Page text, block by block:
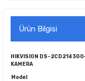
Ürün Bilgisi
HIKVISION DS-
KAMERA
Model